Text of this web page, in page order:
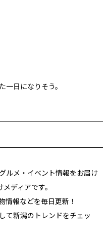
一日になりそう。
ルメ・イベント情報をお届け
ディアです。
情報などを毎日更新！
て新潟のトレンドをチェッ